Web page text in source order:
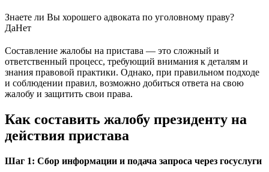
Знаете ли Вы хорошего адвоката по уголовному праву?
ДаНет
Составление жалобы на пристава — это сложный и
ответственный процесс, требующий внимания к деталям и
знания правовой практики. Однако, при правильном подходе
и соблюдении правил, возможно добиться ответа на свою
жалобу и защитить свои права.
Как составить жалобу президенту на
действия пристава
Шаг 1: Сбор информации и подача запроса через госуслуги